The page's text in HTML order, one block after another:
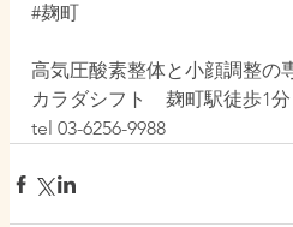
#麹町
高気圧酸素整体と小顔調整の
カラダシフト　麹町駅徒歩1分
tel 03-6256-9988